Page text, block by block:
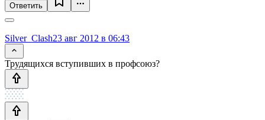
Ответить
Silver_Clash23 авг 2012 в 06:43
Трудящихся вступивших в профсоюз?